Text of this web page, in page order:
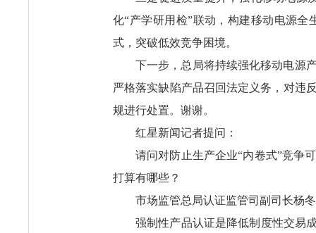
化“产学研用检”联动，构建移动电源
式，突破低效竞争困境。
下一步，总局将持续强化移动电源
严格落实缺陷产品召回法定义务，对违
规进行处置。谢谢。
红星新闻记者提问：
请问对防止生产企业“内卷式”竞争
打算有哪些？
市场监管总局认证监管司副司长杨
强制性产品认证是降低制度性交易